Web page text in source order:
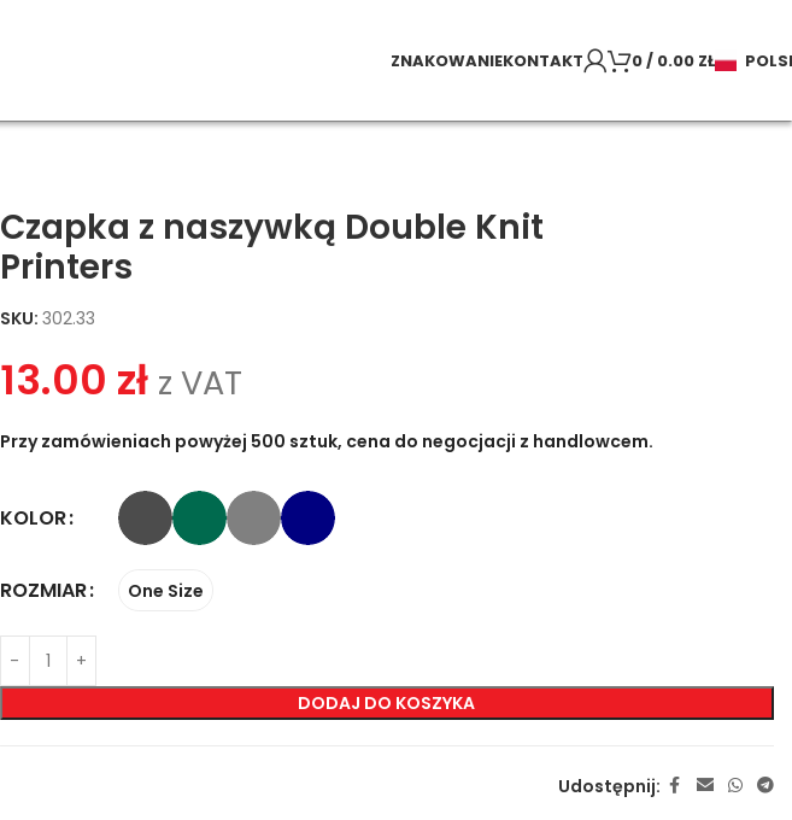
ZNAKOWANIE
Sitodruk Bezpośredni
KONTAKT 0/ 0.00 ZŁ
Czapka z naszywką Double Knit
Printers
SKU: 302.33
13.00 zł z VAT
Przy zamówieniach powyżej 500 sztuk, cena do negocjacji z handlowcem.
KOLOR
ROZMIAR One Size
DODAJ DO KOSZYKA
Udostępnij: